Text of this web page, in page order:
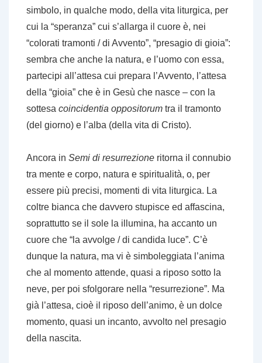
simbolo, in qualche modo, della vita liturgica, per
cui la “speranza” cui s’allarga il cuore è, nei
“colorati tramonti / di Avvento”, “presagio di gioia”:
sembra che anche la natura, e l’uomo con essa,
partecipi all’attesa cui prepara l’Avvento, l’attesa
della “gioia” che è in Gesù che nasce – con la
sottesa coincidentia oppositorum tra il tramonto
(del giorno) e l’alba (della vita di Cristo).
Ancora in Semi di resurrezione ritorna il connubio
tra mente e corpo, natura e spiritualità, o, per
essere più precisi, momenti di vita liturgica. La
coltre bianca che davvero stupisce ed affascina,
soprattutto se il sole la illumina, ha accanto un
cuore che “la avvolge / di candida luce”. C’è
dunque la natura, ma vi è simboleggiata l’anima
che al momento attende, quasi a riposo sotto la
neve, per poi sfolgorare nella “resurrezione”. Ma
già l’attesa, cioè il riposo dell’animo, è un dolce
momento, quasi un incanto, avvolto nel presagio
della nascita.